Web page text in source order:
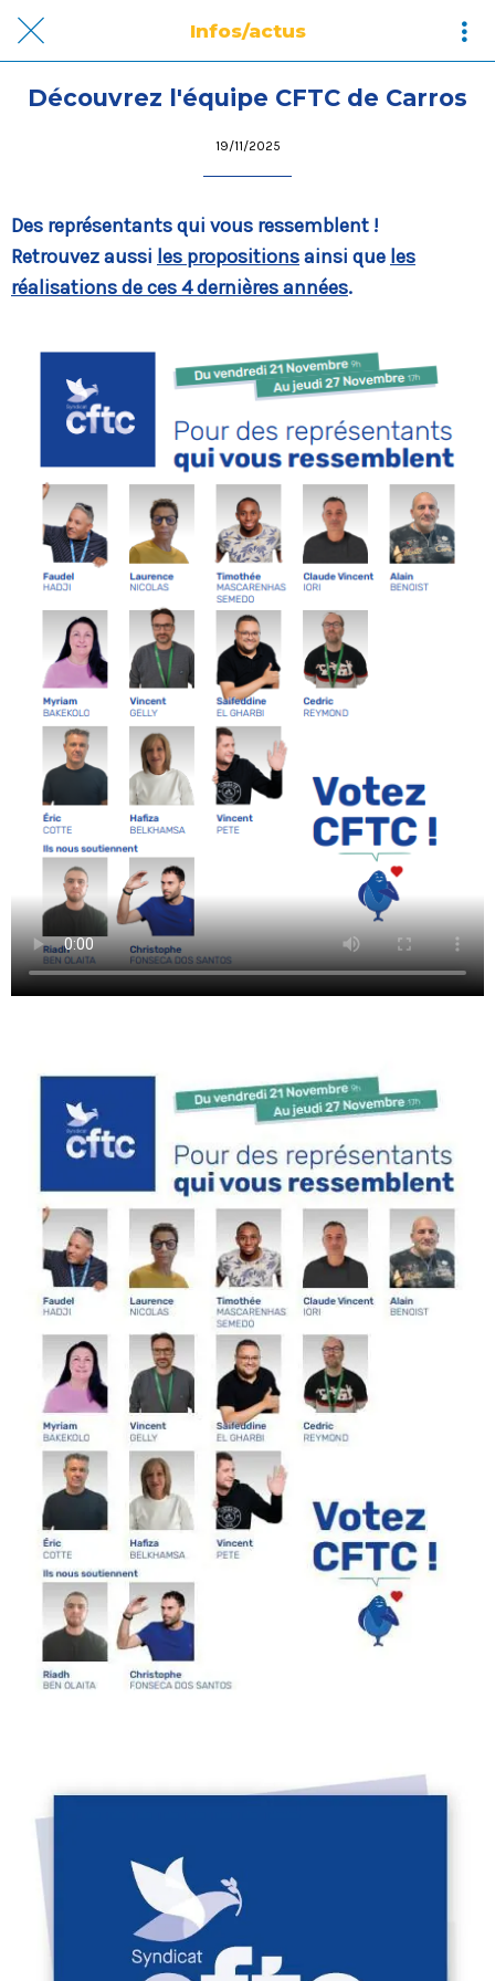
Infos/actus
Découvrez l'équipe CFTC de Carros
19/11/2025
Des représentants qui vous ressemblent !
Retrouvez aussi les propositionsainsi que les
réalisations de ces 4 dernières années.